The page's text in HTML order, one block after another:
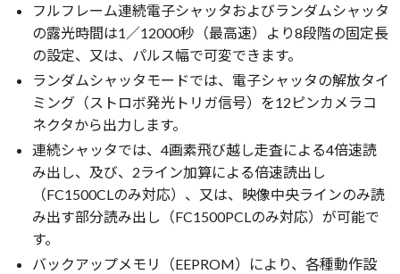
フルフレーム連続電子シャッタおよびランダムシャッタ
の露光時間は1／12000秒（最高速）より8段階の固定長
の設定、又は、パルス幅で可変できます。
ランダムシャッタモードでは、電子シャッタの解放タイ
ミング（ストロボ発光トリガ信号）を12ピンカメラコ
ネクタから出力します。
連続シャッタでは、4画素飛び越し走査による4倍速読
み出し、及び、2ライン加算による倍速読出し
（FC1500CLのみ対応）、又は、映像中央ラインのみ読
み出す部分読み出し（FC1500PCLのみ対応）が可能で
す。
バックアップメモリ（EEPROM）により、各種動作設